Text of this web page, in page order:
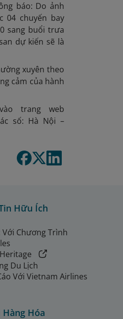
báo: Do ảnh
04 chuyến bay
sang buổi trưa
dự kiến sẽ là
xuyên theo
cảm của hành
trang web
số: Hà Nội –
Hữu Ích
Với Chương Trình
Du Lịch
Với Vietnam Airlines
Hàng Hóa